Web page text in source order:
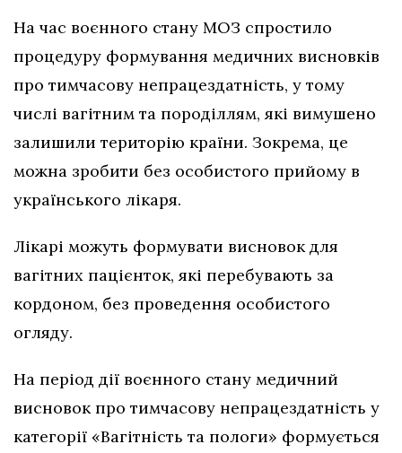
На час воєнного стану МОЗ спростило
процедуру формування медичних висновків
про тимчасову непрацездатність, у тому
числі вагітним та породіллям, які вимушено
залишили територію країни. Зокрема, це
можна зробити без особистого прийому в
українського лікаря.
Лікарі можуть формувати висновок для
вагітних пацієнток, які перебувають за
кордоном, без проведення особистого
огляду.
На період дії воєнного стану медичний
висновок про тимчасову непрацездатність у
категорії «Вагітність та пологи» формується